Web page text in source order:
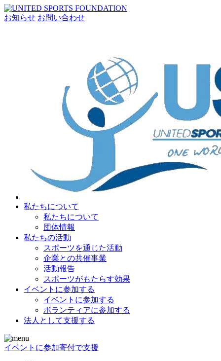
お知らせ お問い合わせ
私たちについて
私たちについて
団体情報
私たちの活動
スポーツを通じた活動
企業との共催事業
活動報告
スポーツがもたらす効果
イベントに参加する
イベントに参加する
ボランティアに参加する
法人として支援する
イベントに参加寄付で支援